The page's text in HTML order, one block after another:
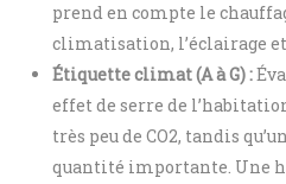
prend en compte le
climatisation, l’éclairage
Étiquette climat (A à G) :
effet de serre de
très peu de CO2, tandis
quantité importante. Une